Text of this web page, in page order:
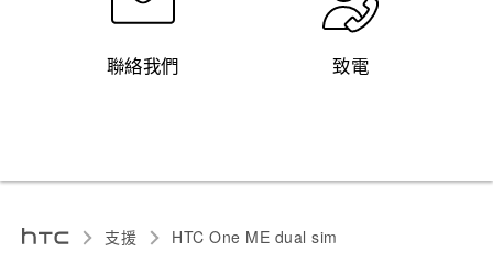
聯絡我們 致電
支援 HTC One ME dual sim‎